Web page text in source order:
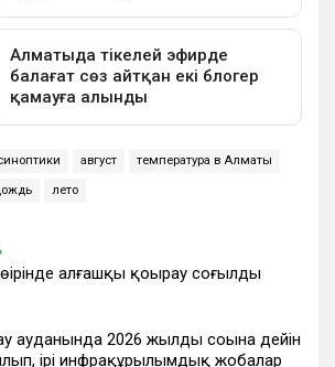
август температура в Алматы
лето
өңірінде алғашқы қоңырау соғылды
ауданында 2026 жылдың соңына дейін
ірі инфрақұрылымдық жобалар